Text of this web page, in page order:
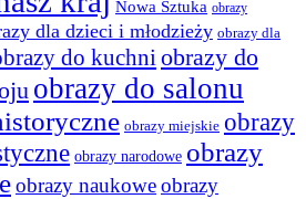
Nowa Sztuka obrazy
dla dzieci i młodzieży obrazy dla
do kuchniobrazy do
obrazy do salonu
obrazy miejskie obrazy
obrazy narodowe obrazy
obrazy naukoweobrazy